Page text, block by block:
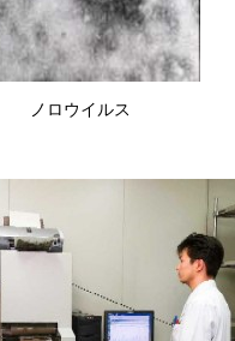
ノロウイルス